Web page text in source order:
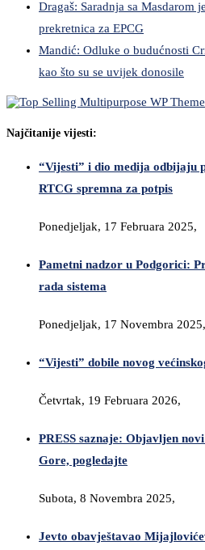
Dragaš: Saradnja sa Masdarom
prekretnica za EPCG
Mandić: Odluke o budućnosti
kao što su se uvijek donosile
Najčitanije vijesti:
“Vijesti” i dio medija odbijaju
RTCG spremna za potpis
Ponedjeljak, 17 Februara 2025,
Pametni nadzor u Podgorici:
rada sistema
Ponedjeljak, 17 Novembra 2025,
“Vijesti” dobile novog
Četvrtak, 19 Februara 2026,
PRESS saznaje: Objavljen
Gore, pogledajte
Subota, 8 Novembra 2025,
Jevto obavještavao